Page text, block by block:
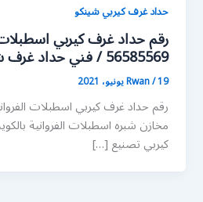
حداد غرف كيربي شينكو
رقم حداد غرف كيربي
56585569 / فني حداد غرف شينكو مخازن شبره
Rwan/19 يونيو، 2021
رقم حداد غرف كيربي اسطبلات
مخازن شبره اسطبلات الفروانية
كيربي تصنيع […]